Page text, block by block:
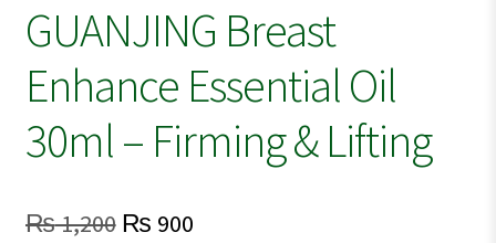
GUANJING Breast
Enhance Essential Oil
30ml – Firming & Lifting
₨1,200 Original
₨ 900Current